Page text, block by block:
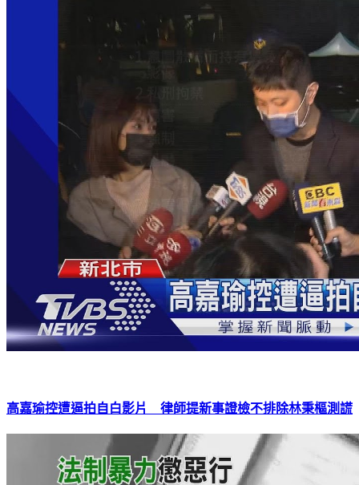
高嘉瑜控遭逼拍自白影片 律師提新事證檢不排除林秉樞測謊